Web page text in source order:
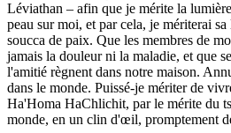
Léviathan – afin que je mérite la
peau sur moi, et par cela, je mériterai
soucca de paix. Que les membres de
jamais la douleur ni la maladie, et que
l'amitié règnent dans notre maison.
dans le monde. Puissé-je mériter de
Ha'Homa HaChlichit, par le mérite du
monde, en un clin d'œil, promptement